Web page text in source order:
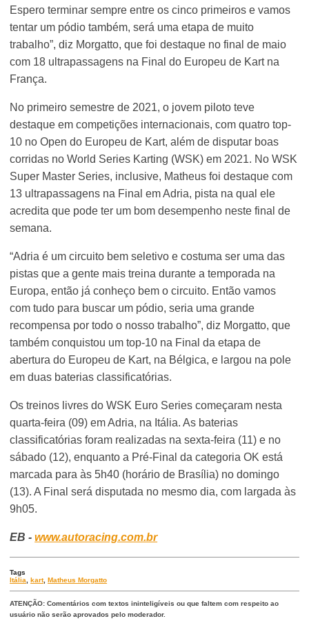
Espero terminar sempre entre os cinco primeiros e vamos
tentar um pódio também, será uma etapa de muito
trabalho”, diz Morgatto, que foi destaque no final de maio
com 18 ultrapassagens na Final do Europeu de Kart na
França.
No primeiro semestre de 2021, o jovem piloto teve
destaque em competições internacionais, com quatro top-
10 no Open do Europeu de Kart, além de disputar boas
corridas no World Series Karting (WSK) em 2021. No WSK
Super Master Series, inclusive, Matheus foi destaque com
13 ultrapassagens na Final em Adria, pista na qual ele
acredita que pode ter um bom desempenho neste final de
semana.
“Adria é um circuito bem seletivo e costuma ser uma das
pistas que a gente mais treina durante a temporada na
Europa, então já conheço bem o circuito. Então vamos
com tudo para buscar um pódio, seria uma grande
recompensa por todo o nosso trabalho”, diz Morgatto, que
também conquistou um top-10 na Final da etapa de
abertura do Europeu de Kart, na Bélgica, e largou na pole
em duas baterias classificatórias.
Os treinos livres do WSK Euro Series começaram nesta
quarta-feira (09) em Adria, na Itália. As baterias
classificatórias foram realizadas na sexta-feira (11) e no
sábado (12), enquanto a Pré-Final da categoria OK está
marcada para às 5h40 (horário de Brasília) no domingo
(13). A Final será disputada no mesmo dia, com largada às
9h05.
EB -www.autoracing.com.br
Tags
Itália, kart, Matheus Morgatto
ATENÇÃO: Comentários com textos ininteligíveis ou que faltem com respeito ao
usuário não serão aprovados pelo moderador.